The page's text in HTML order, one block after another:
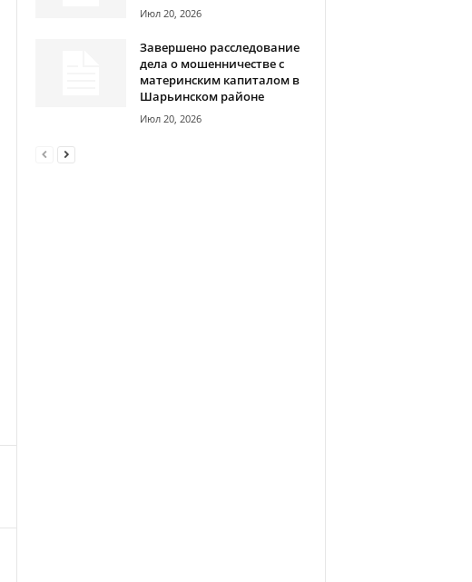
Июл 20, 2026
Завершено расследование
дела о мошенничестве с
материнским капиталом в
Шарьинском районе
Июл 20, 2026